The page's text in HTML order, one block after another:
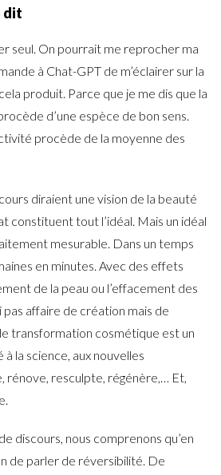
dit
seul. On pourrait me reprocher ma
à Chat-GPT de m’éclairer sur la
produit. Parce que je me dis que la
d’une espèce de bon sens.
procède de la moyenne des
diraient une vision de la beauté
constituent tout l’idéal. Mais un idéal
mesurable. Dans un temps
en minutes. Avec des effets
de la peau ou l’effacement des
pas affaire de création mais de
transformation cosmétique est un
la science, aux nouvelles
rénove, resculpte, régénère,… Et,
discours, nous comprenons qu’en
de parler de réversibilité. De